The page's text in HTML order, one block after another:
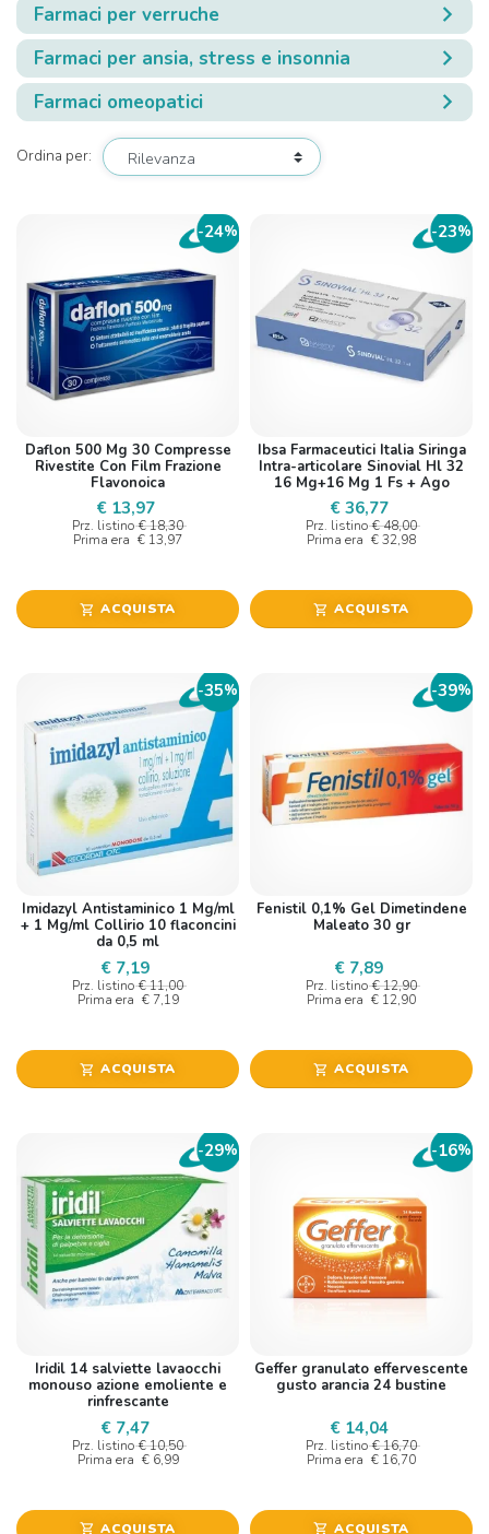
Farmaci per verruche
Farmaci per ansia, stress e insonnia
Farmaci omeopatici
Ordina per:
-24%
Daflon 500 Mg 30 Compresse
Rivestite Con Film Frazione
Flavonoica
€ 13,97
Prz. listino € 18,30
Prima era € 13,97
shopping_cart ACQUISTA
-23%
Ibsa Farmaceutici Italia Siringa
Intra-articolare Sinovial Hl 32
16 Mg+16 Mg 1 Fs + Ago
Gauge 22 + Ago Gauge 29 1
Pezzo
€ 36,77
Prz. listino € 48,00
Prima era € 32,98
shopping_cart ACQUISTA
-35%
Imidazyl Antistaminico 1 Mg/ml
+ 1 Mg/ml Collirio 10 flaconcini
da 0,5 ml
€ 7,19
Prz. listino € 11,00
Prima era € 7,19
shopping_cart ACQUISTA
-39%
Fenistil 0,1% Gel Dimetindene
Maleato 30 gr
€ 7,89
Prz. listino € 12,90
Prima era € 12,90
shopping_cart ACQUISTA
-29%
Iridil 14 salviette lavaocchi
monouso azione emoliente e
rinfrescante
€ 7,47
Prz. listino € 10,50
Prima era € 6,99
shopping_cart ACQUISTA
-16%
Geffer granulato effervescente
gusto arancia 24 bustine
€ 14,04
Prz. listino € 16,70
Prima era € 16,70
shopping_cart ACQUISTA